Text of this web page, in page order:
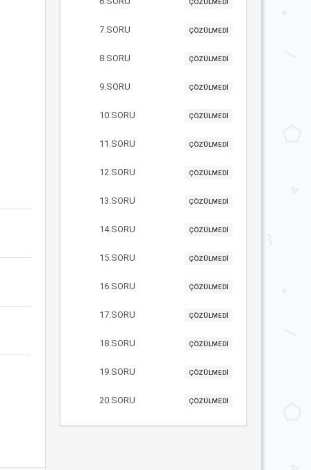
ÇÖZÜLMEDİ
7.SORU ÇÖZÜLMEDİ
8.SORU ÇÖZÜLMEDİ
9.SORU ÇÖZÜLMEDİ
10.SORU ÇÖZÜLMEDİ
11.SORU ÇÖZÜLMEDİ
12.SORU ÇÖZÜLMEDİ
13.SORU ÇÖZÜLMEDİ
14.SORU ÇÖZÜLMEDİ
15.SORU ÇÖZÜLMEDİ
16.SORU ÇÖZÜLMEDİ
17.SORU ÇÖZÜLMEDİ
18.SORU ÇÖZÜLMEDİ
19.SORU ÇÖZÜLMEDİ
20.SORU ÇÖZÜLMEDİ